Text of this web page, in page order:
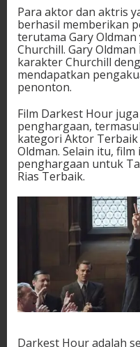
Para aktor dan aktris
berhasil memberikan
terutama Gary
Churchill. Gary
karakter Churchill
mendapatkan
penonton.
Film Darkest Hour
penghargaan,
kategori Aktor
Oldman. Selain itu,
penghargaan untuk
Rias Terbaik.
Darkest Hour adalah